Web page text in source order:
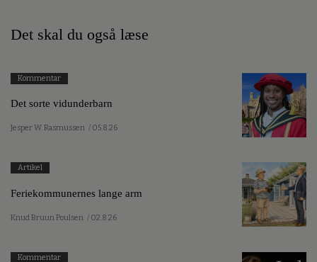
Det skal du også læse
Kommentar
Det sorte vidunderbarn
Jesper W. Rasmussen / 05.8.26
Artikel
Feriekommunernes lange arm
Knud Bruun Poulsen / 02.8.26
Kommentar